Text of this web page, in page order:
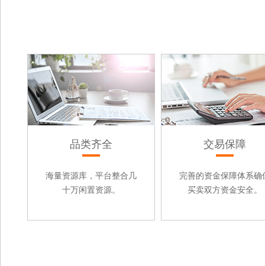
品类齐全
海量资源库，平台整合几
十万闲置资源。
交易保障
完善的资金保障体系确
买卖双方资金安全。